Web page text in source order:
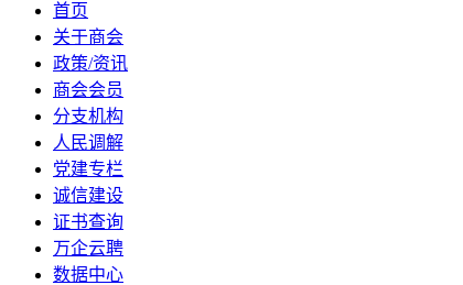
首页
关于商会
政策/资讯
商会会员
分支机构
人民调解
党建专栏
诚信建设
证书查询
万企云聘
数据中心